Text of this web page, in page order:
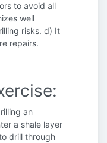
to avoid all
well
risks. d) It
repairs.
an
a shale layer
drill through